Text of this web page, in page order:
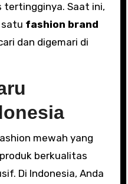
tertingginya. Saat ini,
fashion brand
dan digemari di
mewah yang
berkualitas
Di Indonesia, Anda